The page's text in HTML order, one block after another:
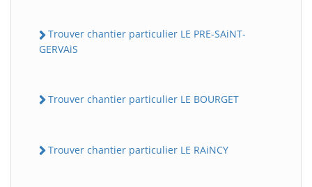
Trouver chantier particulier LE PRE-SAiNT-
GERVAiS
Trouver chantier particulier LE BOURGET
Trouver chantier particulier LE RAiNCY